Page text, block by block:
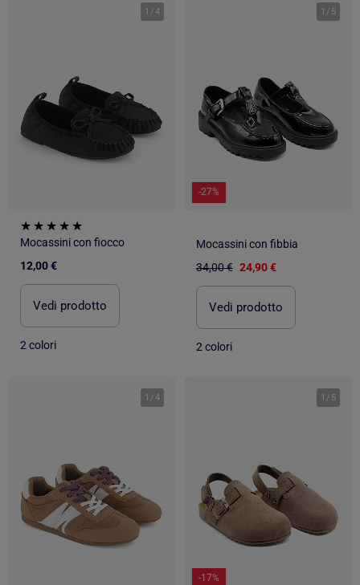
1 /4
Mocassini con fiocco
12,00 €
Vedi prodotto
2 colori
1 / 5
-27%
Mocassini con fibbia
34,00 € 24,90 €
Vedi prodotto
2 colori
1 /4 1 / 5
-17%